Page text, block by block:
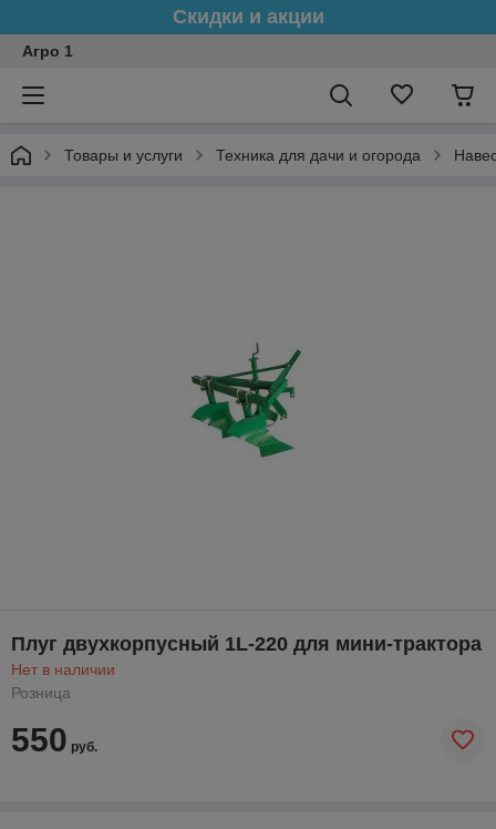
Скидки и акции
Агро 1
Товары и услуги Техника для дачи и огорода
Плуг двухкорпусный 1L-220 для мини-трактора
Нет в наличии
Розница
550 руб.